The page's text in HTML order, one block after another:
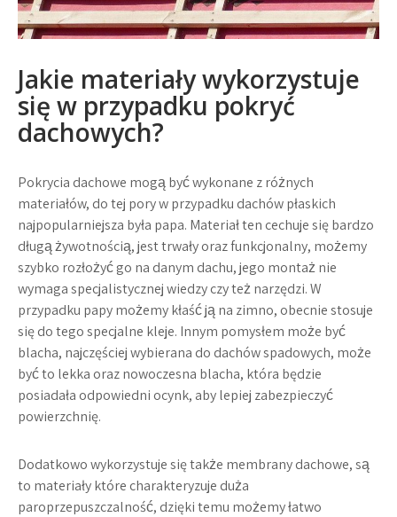
Jakie materiały wykorzystuje
się w przypadku pokryć
dachowych?
Pokrycia dachowe mogą być wykonane z różnych
materiałów, do tej pory w przypadku dachów płaskich
najpopularniejsza była papa. Materiał ten cechuje się bardzo
długą żywotnością, jest trwały oraz funkcjonalny, możemy
szybko rozłożyć go na danym dachu, jego montaż nie
wymaga specjalistycznej wiedzy czy też narzędzi. W
przypadku papy możemy kłaść ją na zimno, obecnie stosuje
się do tego specjalne kleje. Innym pomysłem może być
blacha, najczęściej wybierana do dachów spadowych, może
być to lekka oraz nowoczesna blacha, która będzie
posiadała odpowiedni ocynk, aby lepiej zabezpieczyć
powierzchnię.
Dodatkowo wykorzystuje się także membrany dachowe, są
to materiały które charakteryzuje duża
paroprzepuszczalność, dzięki temu możemy łatwo